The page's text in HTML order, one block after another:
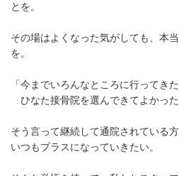
とを。
その場はよくなった気がしても、本
を。
「今までいろんなところに行ってきた
ひなた接骨院を選んできてよかった
そう言って継続して通院されている方
いつもプラスになっていきたい。